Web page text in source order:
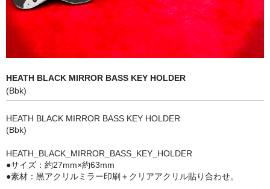
Bag
Keyholder
Poster
Ticket case
Mask holder
Contact : お問い合わせ
HEATH BLACK MIRROR BASS KEY HOLDER
(Bbk)
HEATH BLACK MIRROR BASS KEY HOLDER
(Bbk)
HEATH_BLACK_MIRROR_BASS_KEY_HOLDER
●サイズ：約27mm×約63mm
●素材：黒アクリルミラー印刷＋クリアアクリル貼り合わせ。